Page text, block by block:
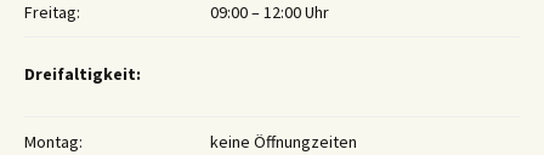
Freitag: 09:00 – 12:00 Uhr
Dreifaltigkeit:
Montag: keine Öffnungzeiten